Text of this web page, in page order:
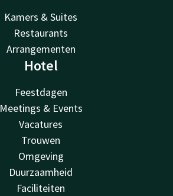
Kamers & Suites
Restaurants
Arrangementen
Hotel
Feestdagen
Meetings & Events
Vacatures
Trouwen
Omgeving
Duurzaamheid
Faciliteiten